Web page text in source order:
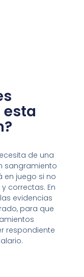
de una
sangramiento
en juego si no
correctas. En
evidencias
para que
respondiente